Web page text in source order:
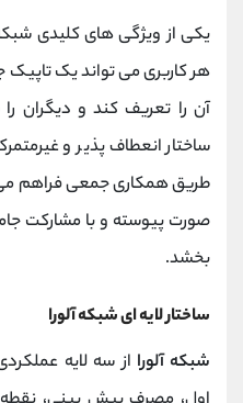
یکی از ویژگی ‌های کلیدی
هر کاربری می ‌تواند یک تاپیک
آن را تعریف کند و دیگران
ساختار انعطاف‌ پذیر و
طریق همکاری جمعی فراهم می
صورت پیوسته و با مشارکت
بخشد.
ساختار لایه ای شبکه آلورا
شبکه آلورا از سه لایه